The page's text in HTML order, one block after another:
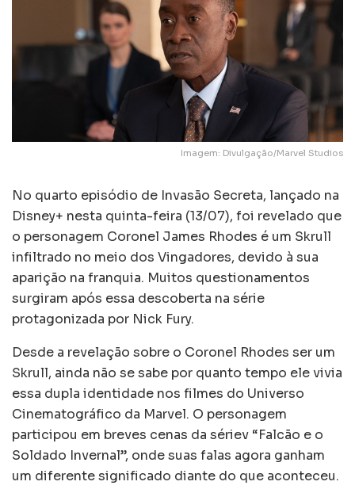
Imagem: Divulgação/Marvel Studios
No quarto episódio de Invasão Secreta, lançado na
Disney+ nesta quinta-feira (13/07), foi revelado que
o personagem Coronel James Rhodes é um Skrull
infiltrado no meio dos Vingadores, devido à sua
aparição na franquia. Muitos questionamentos
surgiram após essa descoberta na série
protagonizada por Nick Fury.
Desde a revelação sobre o Coronel Rhodes ser um
Skrull, ainda não se sabe por quanto tempo ele vivia
essa dupla identidade nos filmes do Universo
Cinematográfico da Marvel. O personagem
participou em breves cenas da sériev “Falcão e o
Soldado Invernal”, onde suas falas agora ganham
um diferente significado diante do que aconteceu.